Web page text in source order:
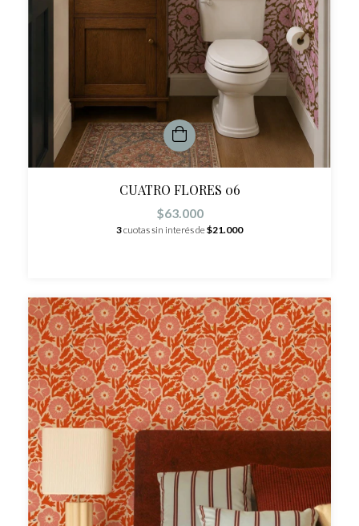
CUATRO FLORES 06
$63.000
3cuotas sin interés de$21.000